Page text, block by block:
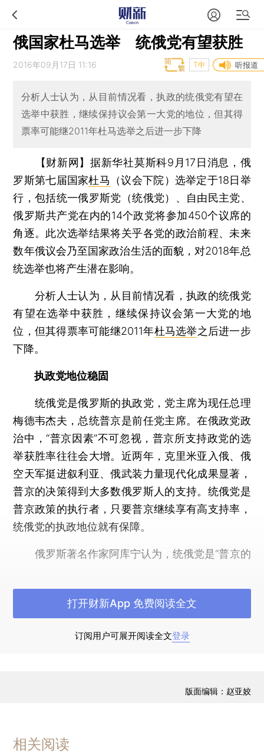
俄国家杜马选举 统俄党有望获胜
2016年09月17日 11:16 听报道
T中
分析人士认为，从目前情况看，执政的统俄党有望在
选举中获胜，继续保持议会第一大党的地位，但其得
票率可能继2011年杜马选举之后进一步下降
【财新网】据新华社莫斯科9月17日消息，俄
罗斯第七届国家杜马 （议会下院）选举定于18日举
行，包括统一俄罗斯党（统俄党）、自由民主党、
俄罗斯共产党在内的14个政党将参加450个议席的
角逐。此次选举结果将关乎各党的政治前程、未来
数年俄议会乃至国家政治生活的面貌，对2018年总
统选举也将产生潜在影响。
分析人士认为，从目前情况看，执政的统俄党
有望在选举中获胜，继续保持议会第一大党的地
位，但其得票率可能继2011年杜马选举之后进一步
下降。
执政党地位稳固
统俄党是俄罗斯的执政党，党主席为现任总理
梅德韦杰夫，总统普京是前任党主席。在俄政党政
治中，“普京因素”不可忽视，普京所支持政党的选
举获胜率往往会大增。近两年，克里米亚入俄、俄
空天军挺进叙利亚、俄武装力量现代化成果显著，
普京的决策得到大多数俄罗斯人的支持。统俄党是
普京政策的执行者，只要普京继续享有高支持率，
统俄党的执政地位就有保障。
俄罗斯著名作家阿库宁认为，统俄党是“普京的
任度投票。
尽管与前几年相比，统俄党的支持率近来有所
下降，但仍遥遥领先其他政党。因为多数俄罗斯人
全俄社会舆论研究中心在选举前进行的最后一
罗斯党将进入新一届国家杜马。预计统俄党的得票
订阅用户可展开阅读全文登录
打开财新App 免费阅读全文
版面编辑：赵亚姣
相关阅读